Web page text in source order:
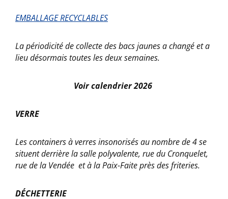
EMBALLAGE RECYCLABLES
La périodicité de collecte des bacs jaunes a changé et a
lieu désormais toutes les deux semaines.
Voir calendrier 2026
VERRE
Les containers à verres insonorisés au nombre de 4 se
situent derrière la salle polyvalente, rue du Cronquelet,
rue de la Vendée et à la Paix-Faite près des friteries.
DÉCHETTERIE